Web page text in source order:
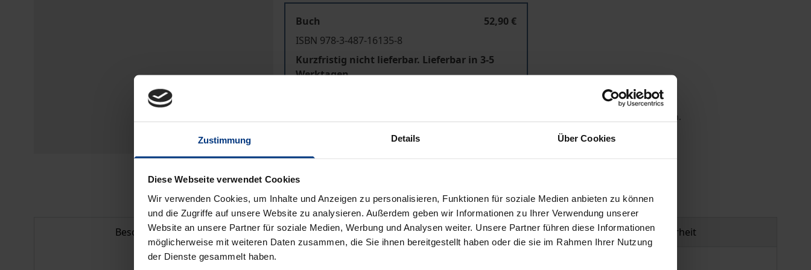
Zustimmung Details Über Cookies
Diese Webseite verwendet Cookies
Wir verwenden Cookies, um Inhalte und Anzeigen zu personalisieren, Funktionen für soziale Medien anbieten zu können
und die Zugriffe auf unsere Website zu analysieren. Außerdem geben wir Informationen zu Ihrer Verwendung unserer
Website an unsere Partner für soziale Medien, Werbung und Analysen weiter. Unsere Partner führen diese Informationen
möglicherweise mit weiteren Daten zusammen, die Sie ihnen bereitgestellt haben oder die sie im Rahmen Ihrer Nutzung
der Dienste gesammelt haben.
Buch
52,90 €
ISBN 978-3-487-16135-8
Kurzfristig nicht lieferbar. Lieferbar in 3-5
Werktagen
Preisangaben inkl. MwSt. Abhängig von der Lieferadresse kann die MwSt. an der Kasse variieren.
Beschreibung Bibliografische Angaben Produktsicherheit